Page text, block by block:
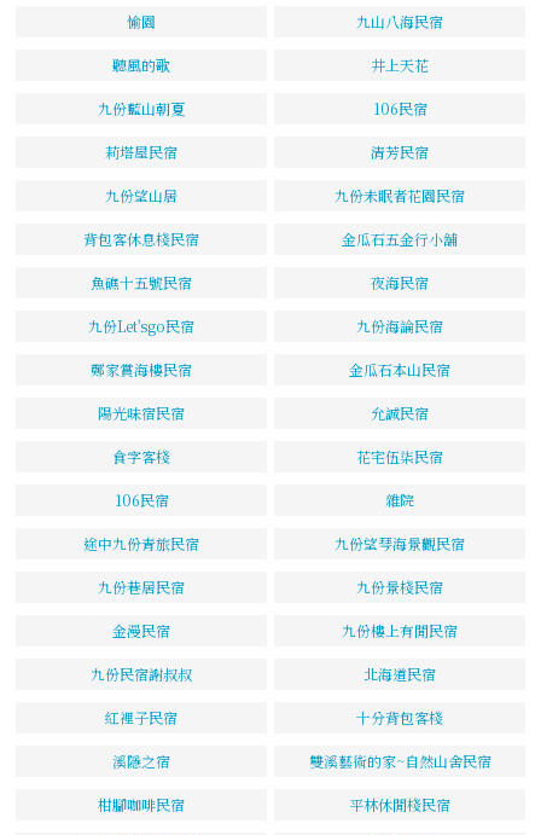
愉園 九山八海民宿
聽風的歌 井上天花
九份藍山朝夏 106民宿
莉塔屋民宿 清芳民宿
九份望山居 九份未眠者花園民宿
背包客休息棧民宿 金瓜石五金行小舖
魚礁十五號民宿 夜海民宿
九份Let'sgo民宿 九份海論民宿
鄭家賞海樓民宿 金瓜石本山民宿
陽光味宿民宿 允誠民宿
食字客棧 花宅伍柒民宿
106民宿 雜院
途中九份青旅民宿 九份望琴海景觀民宿
九份巷居民宿 九份景棧民宿
金漫民宿 九份樓上有閒民宿
九份民宿謝叔叔 北海道民宿
紅裡子民宿 十分背包客棧
溪隱之宿 雙溪藝術的家~自然山舍民宿
柑腳咖啡民宿 平林休閒棧民宿